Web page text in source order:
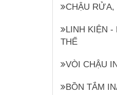
CHẬU RỬA,
LINH KIỆN -
THẾ
VÒI CHẬU
BỒN TẮM